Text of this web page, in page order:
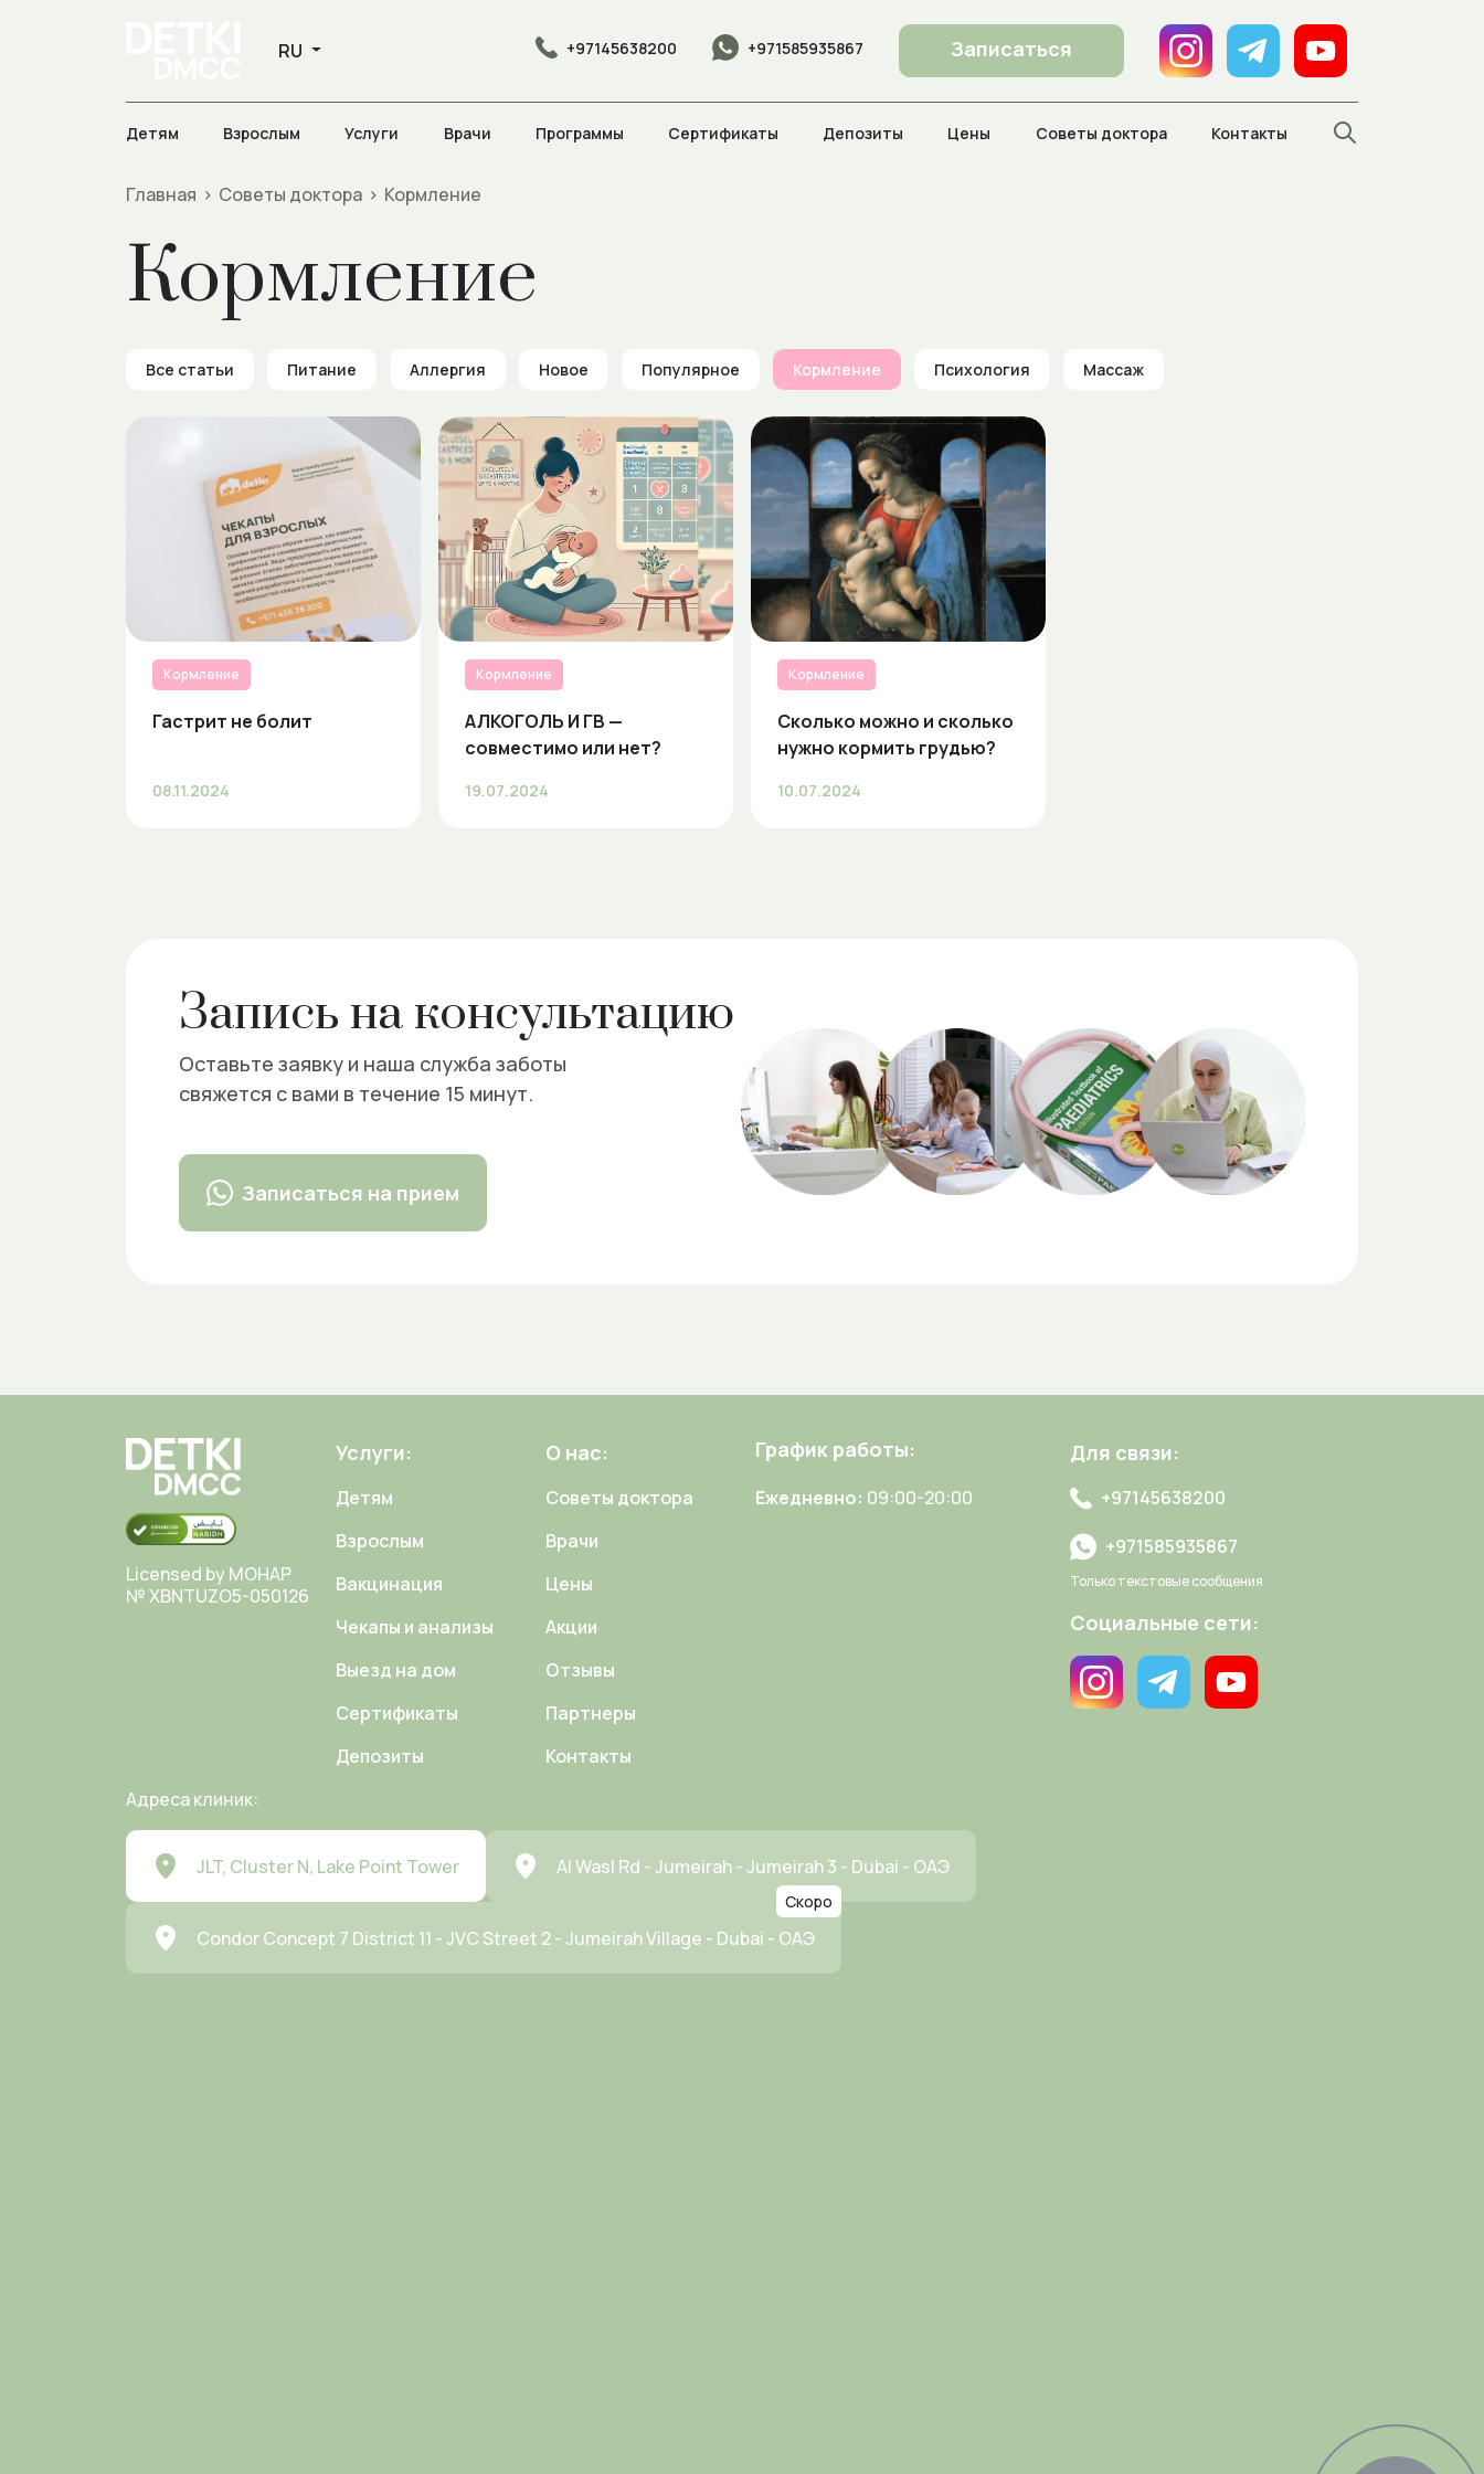
+97145638200 +971585935867 Записаться
Детям Взрослым Услуги Врачи Программы Сертификаты Депозиты Цены Советы доктора Контакты
Главная > Советы доктора > Кормление
Кормление
Все статьи Питание Аллергия Новое Популярное Кормление Психология Массаж
Кормление
Гастрит не болит
08.11.2024
Кормление
АЛКОГОЛЬ И ГВ —
совместимо или нет?
19.07.2024
Кормление
Сколько можно и сколько
нужно кормить грудью?
10.07.2024
Запись на консультацию
Оставьте заявку и наша служба заботы
свяжется с вами в течение 15 минут.
Записаться на прием
Licensed by MOHAP
№ XBNTUZO5-050126
Услуги:
Детям
Взрослым
Вакцинация
Чекапы и анализы
Выезд на дом
Сертификаты
Депозиты
О нас:
Советы доктора
Врачи
Цены
Акции
Отзывы
Партнеры
Контакты
График работы:
Ежедневно: 09:00-20:00
Для связи:
+97145638200
+971585935867
Только текстовые сообщения
Социальные сети:
Адреса клиник:
JLT, Cluster N, Lake Point Tower Al Wasl Rd - Jumeirah - Jumeirah 3 - Dubai - ОАЭ
Condor Concept 7 District 11 - JVC Street 2 - Jumeirah Village - Dubai - ОАЭ
Скоро